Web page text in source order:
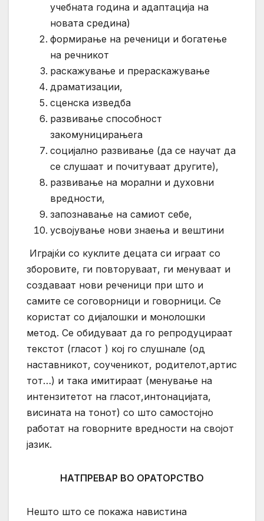
учебната година и адаптација на
новата средина)
формирање на реченици и богатење
на речникот
раскажување и прераскажување
драматизации,
сценска изведба
развивање способност
закомуницирањеra
социјално развивање (да се научат да
се слушаат и почитуваат другите),
развивање на морални и духовни
вредности,
запознавање на самиот себе,
усвојување нови знаења и вештини
Играјќи со куклите децата си играат со
зборовите, ги повторуваат, ги менуваат и
создаваат нови реченици при што и
самите се соговорници и говорници. Се
користат со дијалошки и монолошки
метод. Се обидуваат да го репродуцираат
текстот (гласот ) кој го слушнале (од
наставникот, соученикот, родителот,артис
тот…) и така имитираат (менување на
интензитетот на гласот,интонацијата,
висината на тонот) со што самостојно
работат на говорните вредности на својот
јазик.
НАТПРЕВАР ВО ОРАТОРСТВО
Нешто што се покажа навистина